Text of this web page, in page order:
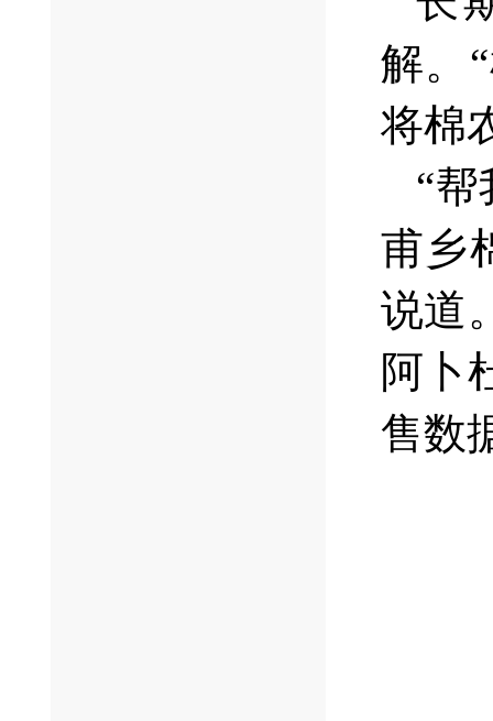
解。
将棉
“
甫乡
说道
阿卜
售数